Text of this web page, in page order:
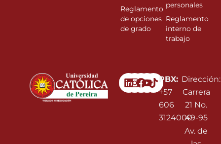
Linkedin
Instagram
Facebook
Youtube
PBX:
+57
606
3124000
Dirección:
Carrera
21 No.
49-95
Av. de
Reglamento
de opciones
de grado
personales
Reglamento
interno de
trabajo